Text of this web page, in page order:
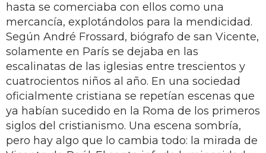
hasta se comerciaba con ellos como una
mercancía, explotándolos para la mendicidad.
Según André Frossard, biógrafo de san Vicente,
solamente en París se dejaba en las
escalinatas de las iglesias entre trescientos y
cuatrocientos niños al año. En una sociedad
oficialmente cristiana se repetían escenas que
ya habían sucedido en la Roma de los primeros
siglos del cristianismo. Una escena sombría,
pero hay algo que lo cambia todo: la mirada de